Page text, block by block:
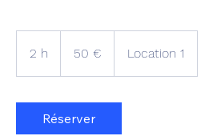
2 h 50 € Location 1
Réserver